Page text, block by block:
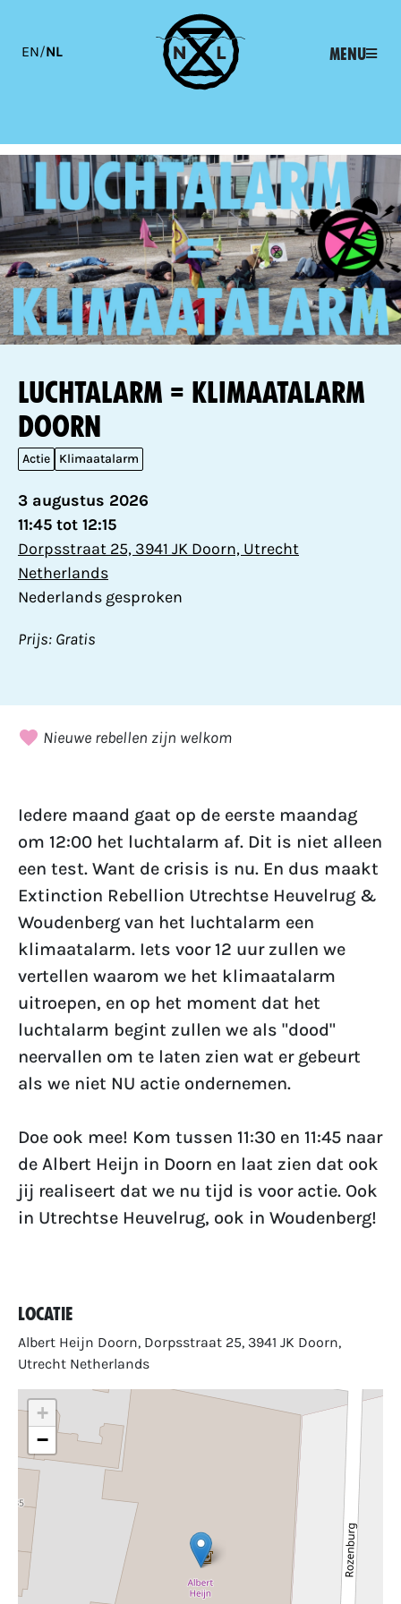
EN/NL Menu
Luchtalarm = Klimaatalarm
Doorn
Actie Klimaatalarm
3 augustus 2026
11:45 tot 12:15
Dorpsstraat 25, 3941 JK Doorn, Utrecht
Netherlands
Nederlands gesproken
Prijs: Gratis
Nieuwe rebellen zijn welkom
Iedere maand gaat op de eerste maandag
om 12:00 het luchtalarm af. Dit is niet alleen
een test. Want de crisis is nu. En dus maakt
Extinction Rebellion Utrechtse Heuvelrug &
Woudenberg van het luchtalarm een
klimaatalarm. Iets voor 12 uur zullen we
vertellen waarom we het klimaatalarm
uitroepen, en op het moment dat het
luchtalarm begint zullen we als "dood"
neervallen om te laten zien wat er gebeurt
als we niet NU actie ondernemen.
Doe ook mee! Kom tussen 11:30 en 11:45 naar
de Albert Heijn in Doorn en laat zien dat ook
jij realiseert dat we nu tijd is voor actie. Ook
in Utrechtse Heuvelrug, ook in Woudenberg!
Locatie
Albert Heijn Doorn, Dorpsstraat 25, 3941 JK Doorn,
Utrecht Netherlands
+
−